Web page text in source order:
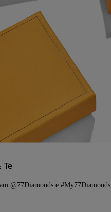
Te
@77Diamonds e #My77Diamonds